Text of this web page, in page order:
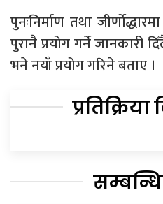
पुनःनिर्माण तथा
पुरानै प्रयोग गर्ने जानकारी
भने नयाँ प्रयोग गरिने बताए ।